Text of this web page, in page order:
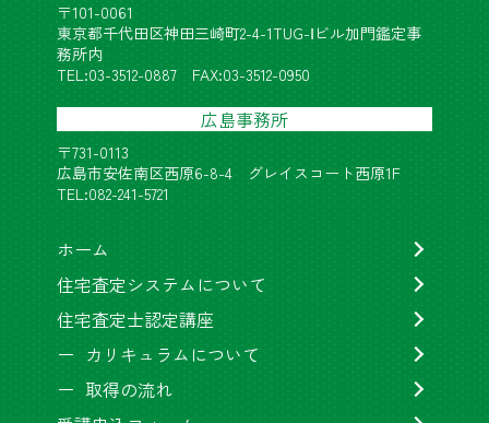
〒101-0061
東京都千代田区神田三崎町2-4-1TUG-Ⅰビル加門鑑定事
務所内
TEL:03-3512-0887 FAX:03-3512-0950
広島事務所
〒731-0113
広島市安佐南区西原6-8-4 グレイスコート西原1F
TEL:082-241-5721
ホーム
住宅査定システムについて
住宅査定士認定講座
カリキュラムについて
取得の流れ